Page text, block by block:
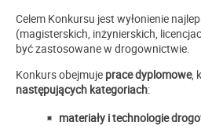
Celem Konkursu jest wyłonienie
(magisterskich, inżynierskich,
być zastosowane w drogownictwie.
Konkurs obejmuje prace dyplomowe,
następujących kategoriach:
materiały i technologie